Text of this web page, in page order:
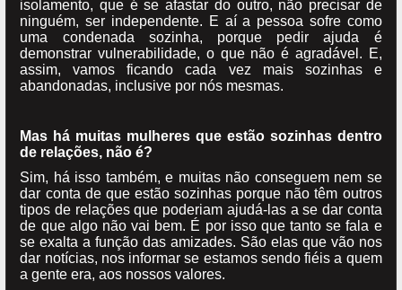
isolamento, que é se afastar do outro, não precisar de
ninguém, ser independente. E aí a pessoa sofre como
uma condenada sozinha, porque pedir ajuda é
demonstrar vulnerabilidade, o que não é agradável. E,
assim, vamos ficando cada vez mais sozinhas e
abandonadas, inclusive por nós mesmas.
Mas há muitas mulheres que estão sozinhas dentro
de relações, não é?
Sim, há isso também, e muitas não conseguem nem se
dar conta de que estão sozinhas porque não têm outros
tipos de relações que poderiam ajudá-las a se dar conta
de que algo não vai bem. É por isso que tanto se fala e
se exalta a função das amizades. São elas que vão nos
dar notícias, nos informar se estamos sendo fiéis a quem
a gente era, aos nossos valores.